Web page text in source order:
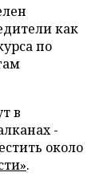
как
по
в
-
около
.